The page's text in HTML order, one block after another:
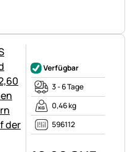
Verfügbar
3 - 6 Tage
0,46 kg
596112